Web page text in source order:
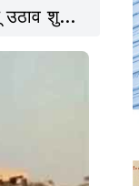
उठाव शुरू
संभावना